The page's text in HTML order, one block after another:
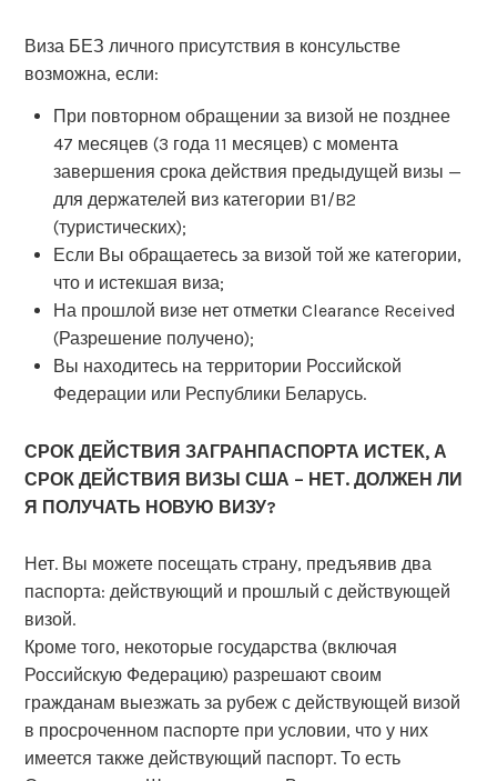
Виза БЕЗ личного присутствия в консульстве
возможна, если:
При повторном обращении за визой не позднее
47 месяцев (3 года 11 месяцев) с момента
завершения срока действия предыдущей визы —
для держателей виз категории B1/B2
(туристических);
Если Вы обращаетесь за визой той же категории,
что и истекшая виза;
На прошлой визе нет отметки Clearance Received
(Разрешение получено);
Вы находитесь на территории Российской
Федерации или Республики Беларусь.
СРОК ДЕЙСТВИЯ ЗАГРАНПАСПОРТА ИСТЕК, А
СРОК ДЕЙСТВИЯ ВИЗЫ США – НЕТ. ДОЛЖЕН ЛИ
Я ПОЛУЧАТЬ НОВУЮ ВИЗУ?
Нет. Вы можете посещать страну, предъявив два
паспорта: действующий и прошлый с действующей
визой.
Кроме того, некоторые государства (включая
Российскую Федерацию) разрешают своим
гражданам выезжать за рубеж с действующей визой
в просроченном паспорте при условии, что у них
имеется также действующий паспорт. То есть